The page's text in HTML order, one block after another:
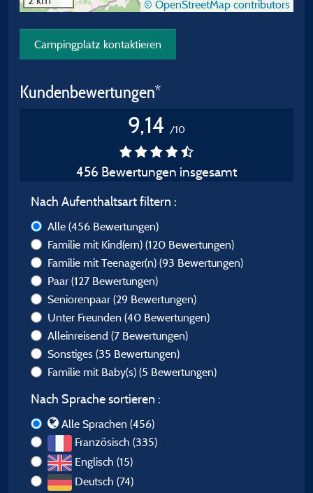
© OpenStreetMap contributors
Campingplatz kontaktieren
Kundenbewertungen*
9,14 /10
456 Bewertungen insgesamt
Nach Aufenthaltsart filtern :
Alle (456 Bewertungen)
Familie mit Kind(ern) (120 Bewertungen)
Familie mit Teenager(n) (93 Bewertungen)
Paar (127 Bewertungen)
Seniorenpaar (29 Bewertungen)
Unter Freunden (40 Bewertungen)
Alleinreisend (7 Bewertungen)
Sonstiges (35 Bewertungen)
Familie mit Baby(s) (5 Bewertungen)
Nach Sprache sortieren :
Alle Sprachen (456)
Französisch (335)
Englisch (15)
Deutsch (74)